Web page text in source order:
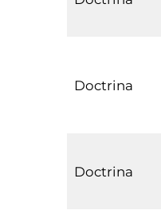
Doctrina
Doctrina